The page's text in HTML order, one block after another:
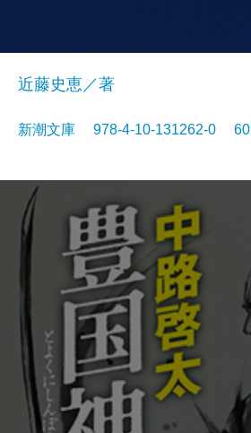
近藤史恵／著
新潮文庫 978-4-10-131262-0